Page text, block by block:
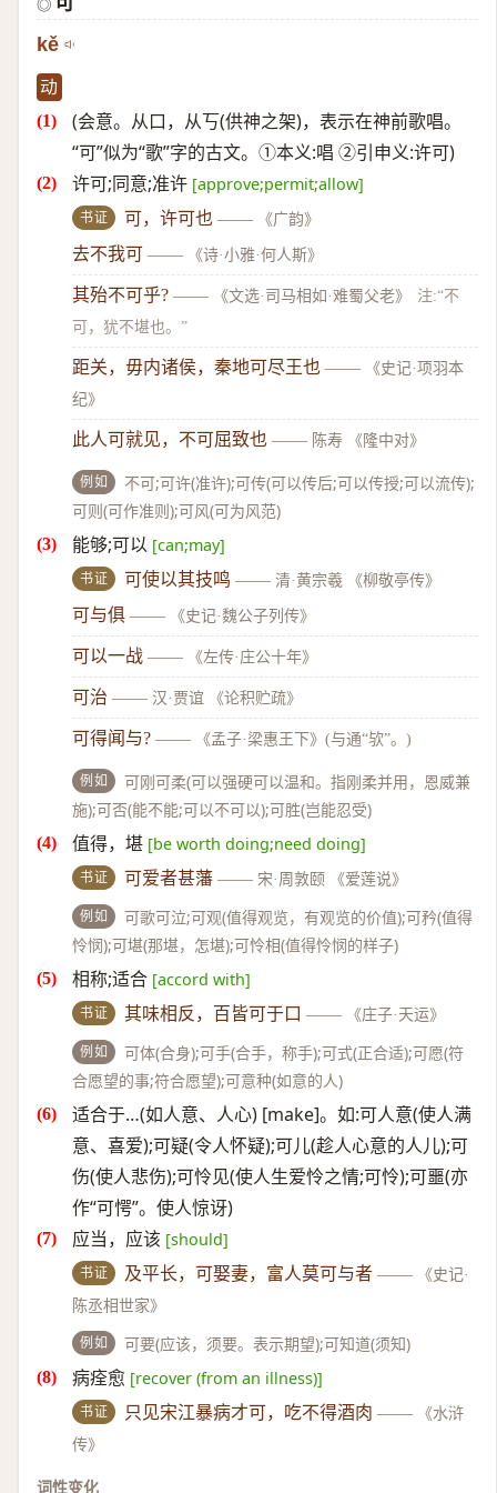
◎
kě
动
(会意。从口，从丂(供神之架)，表示在神前歌唱。
“可”似为“歌”字的古文。①本义:唱 ②引申义:许可)
许可;同意;准许 [approve;permit;allow]
书证 可，许可也 —— 《广韵》
去不我可 —— 《诗·小雅·何人斯》
其殆不可乎? —— 《文选·司马相如·难蜀父老》
注:“不
可，犹不堪也。”
距关，毋内诸侯，秦地可尽王也 ——
《史记·项羽本
纪》
此人可就见，不可屈致也 —— 陈寿 《隆中对》
例如
不可;可许(准许);可传(可以传后;可以传授;可以流传);
可则(可作准则);可风(可为风范)
能够;可以 [can;may]
书证 可使以其技鸣 —— 清·黄宗羲 《柳敬亭传》
可与俱 —— 《史记·魏公子列传》
可以一战 —— 《左传·庄公十年》
可治 —— 汉·贾谊 《论积贮疏》
可得闻与? —— 《孟子·梁惠王下》(与通“欤”。)
例如
可刚可柔(可以强硬可以温和。指刚柔并用，恩威兼
施);可否(能不能;可以不可以);可胜(岂能忍受)
值得，堪 [be worth doing;need doing]
书证 可爱者甚藩 —— 宋·周敦颐 《爱莲说》
例如
可歌可泣;可观(值得观览，有观览的价值);可矜(值得
怜悯);可堪(那堪，怎堪);可怜相(值得怜悯的样子)
相称;适合 [accord with]
书证 其味相反，百皆可于口 —— 《庄子·天运》
例如
可体(合身);可手(合手，称手);可式(正合适);可愿(符
合愿望的事;符合愿望);可意种(如意的人)
适合于…(如人意、人心) [make]。如:可人意(使人满
意、喜爱);可疑(令人怀疑);可儿(趁人心意的人儿);可
伤(使人悲伤);可怜见(使人生爱怜之情;可怜);可噩(亦
作“可愕”。使人惊讶)
应当，应该 [should]
书证 及平长，可娶妻，富人莫可与者 ——
《史记·
陈丞相世家》
例如 可要(应该，须要。表示期望);可知道(须知)
病痊愈 [recover (from an illness)]
书证 只见宋江暴病才可，吃不得酒肉 ——
《水浒
传》
词性变化